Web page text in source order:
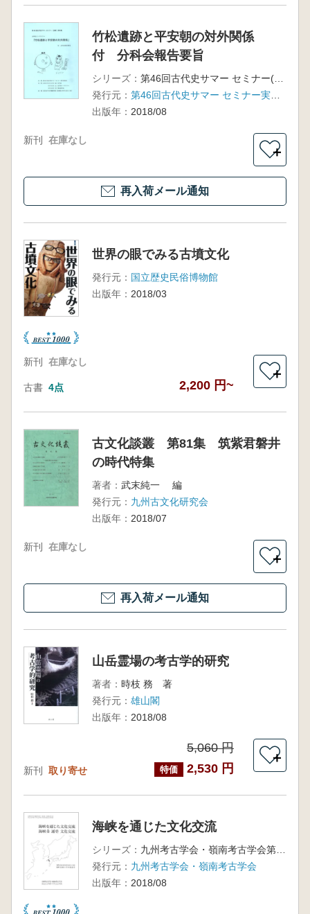
竹松遺跡と平安朝の対外関係
付 分科会報告要旨
シリーズ：
第46回古代史サマー セミナー(長崎)資料集
発行元：
第46回古代史サマー セミナー実行委員会事務局
出版年： 2018/08
新刊 在庫なし
＋
再入荷メール通知
世界の眼でみる古墳文化
発行元： 国立歴史民俗博物館
出版年： 2018/03
新刊 在庫なし
古書 4点 2,200 円~
＋
古文化談叢 第81集 筑紫君磐井
の時代特集
著者： 武末純一 編
発行元： 九州古文化研究会
出版年： 2018/07
新刊 在庫なし
＋
再入荷メール通知
山岳霊場の考古学的研究
著者： 時枝 務 著
発行元： 雄山閣
出版年： 2018/08
新刊 取り寄せ
5,060 円
特価 2,530 円
＋
海峡を通じた文化交流
シリーズ：
九州考古学会・嶺南考古学会第13回合同考古学大会
発行元： 九州考古学会・嶺南考古学会
出版年： 2018/08